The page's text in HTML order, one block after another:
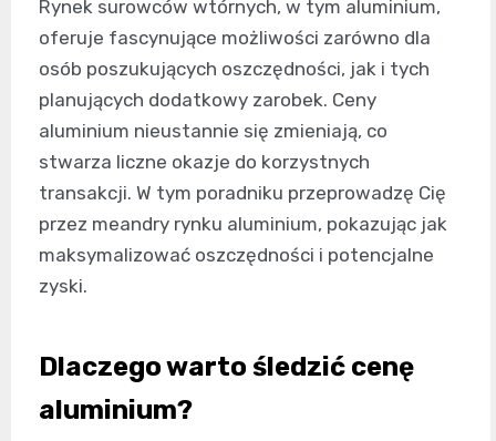
Rynek surowców wtórnych, w tym aluminium,
oferuje fascynujące możliwości zarówno dla
osób poszukujących oszczędności, jak i tych
planujących dodatkowy zarobek. Ceny
aluminium nieustannie się zmieniają, co
stwarza liczne okazje do korzystnych
transakcji. W tym poradniku przeprowadzę Cię
przez meandry rynku aluminium, pokazując jak
maksymalizować oszczędności i potencjalne
zyski.
Dlaczego warto śledzić cenę
aluminium?